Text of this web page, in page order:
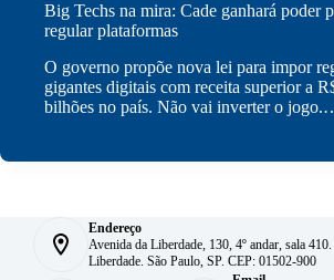
Big Techs na mira: Cade ganhará poder
regular plataformas
O governo propõe nova lei para impor
gigantes digitais com receita superior a
bilhões no país. Não vai inverter o
Endereço
Avenida da Liberdade, 130, 4º andar, sala 410.
Liberdade. São Paulo, SP. CEP: 01502-900